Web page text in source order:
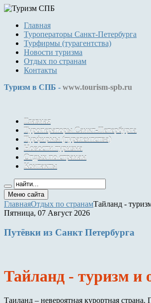
Главная
Туроператоры Санкт-Петербурга
Турфирмы (турагентства)
Новости туризма
Отдых по странам
Контакты
Туризм в СПБ - www.tourism-spb.ru
Главная
Туроператоры Санкт-Петербурга
Турфирмы (турагентства)
Новости туризма
Отдых по странам
Контакты
Меню сайта
ГлавнаяОтдых по странамТайланд -
Пятница, 07 Август 2026
Путёвки из Санкт Петербурга
Тайланд - туризм и
Таиланд – невероятная курортная